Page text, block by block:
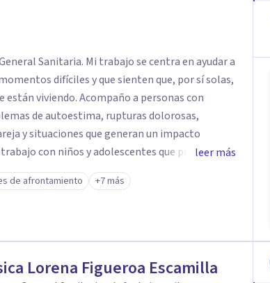
Sanitaria. Mi trabajo se centra en ayudar a
difíciles y que sienten que, por sí solas,
a personas con
de autoestima, rupturas dolorosas,
y situaciones que generan un impacto
con niños y adolescentes que presentan
de comportamiento, así como con padres
y apoyar mejor a sus hijos. Mi enfoque
acompañado y seguro para expresar lo que te
es un proceso para sanar,
y bienestar. Si estás pasando por
leer más
de afrontamiento +7 más
Lorena Figueroa Escamilla